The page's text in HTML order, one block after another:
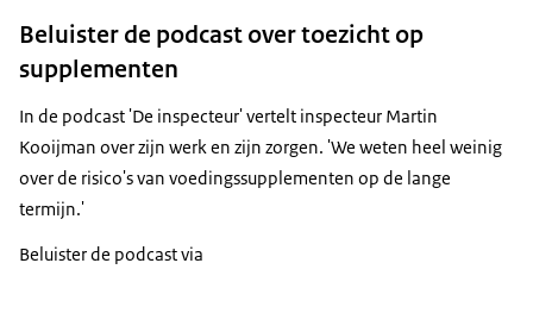
Beluister de podcast over toezicht op
supplementen
In de podcast 'De inspecteur' vertelt inspecteur Martin
Kooijman over zijn werk en zijn zorgen. 'We weten heel weinig
over de risico's van voedingssupplementen op de lange
termijn.'
Beluister de podcast via